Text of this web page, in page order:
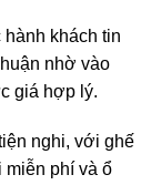
khách tin
nhờ vào
giá hợp lý.
nghi, với ghế
miễn phí và ổ